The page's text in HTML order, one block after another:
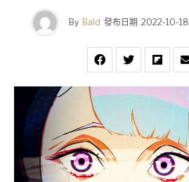
By Bald 發布日期 2022-10-18